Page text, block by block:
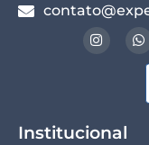
Institucional